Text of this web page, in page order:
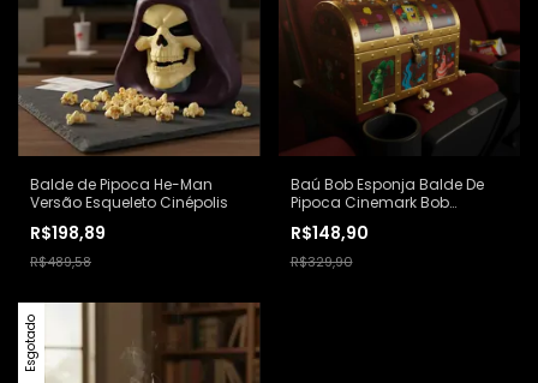
Balde de Pipoca He-Man
Versão Esqueleto Cinépolis
R$198,89
R$489,58
Baú Bob Esponja Balde De
Pipoca Cinemark Bob
R$148,90
R$329,90
Esgotado